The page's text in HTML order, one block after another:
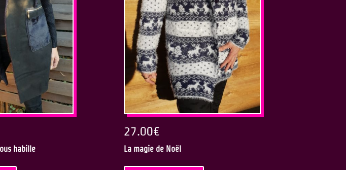
habille
27.00€
La magie de Noël